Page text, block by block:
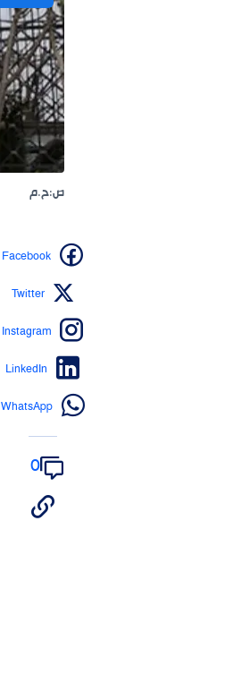
ص:ح.م
Facebook
Twitter
Instagram
LinkedIn
WhatsApp
0